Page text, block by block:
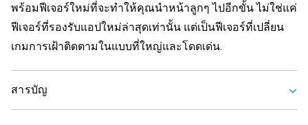
พร้อมฟีเจอร์ใหม่ที่จะทำให้คุณนำหน้าลูกๆ ไปอีกขั้น ไม่ใช่แค่
ฟีเจอร์ที่รองรับแอปใหม่ล่าสุดเท่านั้น แต่เป็นฟีเจอร์ที่เปลี่ยน
เกมการเฝ้าติดตามในแบบที่ใหญ่และโดดเด่น.
สารบัญ